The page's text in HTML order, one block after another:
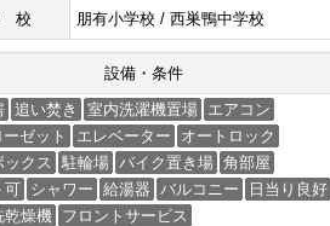
校 朋有小学校 / 西巣鴨中学校
設備・条件
追い焚き 室内洗濯機置場 エアコン
ゼット
エレベーター
オートロック
ックス
駐輪場 バイク置き場 角部屋
可 シャワー 給湯器 バルコニー
日当り良好
乾燥機 フロントサービス